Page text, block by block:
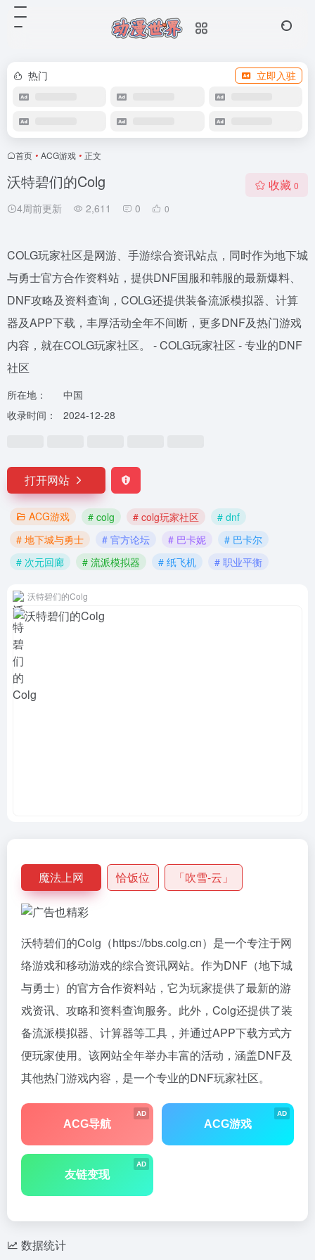
热门 立即入驻
首页 • ACG游戏 • 正文
沃特碧们的Colg
4周前更新 2,611 0 0
收藏 0
COLG玩家社区是网游、手游综合资讯站点，同时作为地下城
与勇士官方合作资料站，提供DNF国服和韩服的最新爆料、
DNF攻略及资料查询，COLG还提供装备流派模拟器、计算
器及APP下载，丰厚活动全年不间断，更多DNF及热门游戏
内容，就在COLG玩家社区。 - COLG玩家社区 - 专业的DNF
社区
所在地：
中国
收录时间：
2024-12-28
打开网站
ACG游戏 # colg # colg玩家社区
# dnf
# 地下城与勇士
# 官方论坛 # 巴卡妮
# 巴卡尔
# 次元回廊
# 流派模拟器 # 纸飞机 # 职业平衡
沃特碧们的Colg
魔法上网 恰饭位 「吹雪-云」
沃特碧们的Colg（https://bbs.colg.cn）是一个专注于网
络游戏和移动游戏的综合资讯网站。作为DNF（地下城
与勇士）的官方合作资料站，它为玩家提供了最新的游
戏资讯、攻略和资料查询服务。此外，Colg还提供了装
备流派模拟器、计算器等工具，并通过APP下载方式方
便玩家使用。该网站全年举办丰富的活动，涵盖DNF及
其他热门游戏内容，是一个专业的DNF玩家社区。
AD
ACG导航
AD
ACG游戏
AD
友链变现
数据统计